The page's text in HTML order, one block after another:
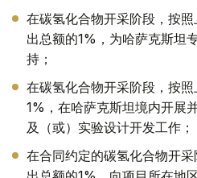
在碳氢化合物开采阶段，按
出总额的1%，为哈萨克斯坦
持；
在碳氢化合物开采阶段，按
1%，在哈萨克斯坦境内开展
及（或）实验设计开发工作；
在合同约定的碳氢化合物开